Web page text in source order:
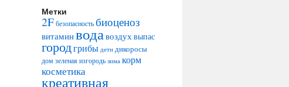
Метки
2F безопасность биоценоз
витаминводавоздухвыпас
городгрибы дети дикоросы
домзеленая изгородь зима корм
косметика
креативная